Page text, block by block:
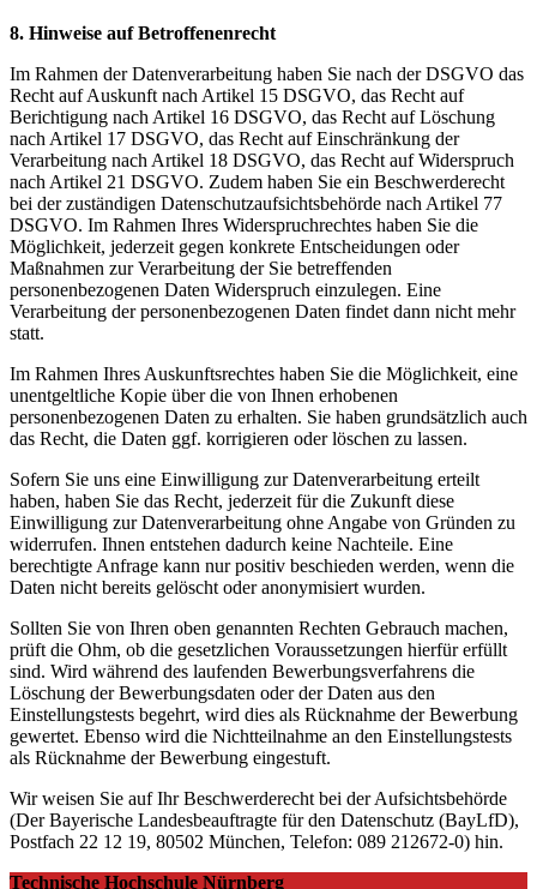
8. Hinweise auf Betroffenenrecht
Im Rahmen der Datenverarbeitung haben Sie nach der DSGVO das
Recht auf Auskunft nach Artikel 15 DSGVO, das Recht auf
Berichtigung nach Artikel 16 DSGVO, das Recht auf Löschung
nach Artikel 17 DSGVO, das Recht auf Einschränkung der
Verarbeitung nach Artikel 18 DSGVO, das Recht auf Widerspruch
nach Artikel 21 DSGVO. Zudem haben Sie ein Beschwerderecht
bei der zuständigen Datenschutzaufsichtsbehörde nach Artikel 77
DSGVO. Im Rahmen Ihres Widerspruchrechtes haben Sie die
Möglichkeit, jederzeit gegen konkrete Entscheidungen oder
Maßnahmen zur Verarbeitung der Sie betreffenden
personenbezogenen Daten Widerspruch einzulegen. Eine
Verarbeitung der personenbezogenen Daten findet dann nicht mehr
statt.
Im Rahmen Ihres Auskunftsrechtes haben Sie die Möglichkeit, eine
unentgeltliche Kopie über die von Ihnen erhobenen
personenbezogenen Daten zu erhalten. Sie haben grundsätzlich auch
das Recht, die Daten ggf. korrigieren oder löschen zu lassen.
Sofern Sie uns eine Einwilligung zur Datenverarbeitung erteilt
haben, haben Sie das Recht, jederzeit für die Zukunft diese
Einwilligung zur Datenverarbeitung ohne Angabe von Gründen zu
widerrufen. Ihnen entstehen dadurch keine Nachteile. Eine
berechtigte Anfrage kann nur positiv beschieden werden, wenn die
Daten nicht bereits gelöscht oder anonymisiert wurden.
Sollten Sie von Ihren oben genannten Rechten Gebrauch machen,
prüft die Ohm, ob die gesetzlichen Voraussetzungen hierfür erfüllt
sind. Wird während des laufenden Bewerbungsverfahrens die
Löschung der Bewerbungsdaten oder der Daten aus den
Einstellungstests begehrt, wird dies als Rücknahme der Bewerbung
gewertet. Ebenso wird die Nichtteilnahme an den Einstellungstests
als Rücknahme der Bewerbung eingestuft.
Wir weisen Sie auf Ihr Beschwerderecht bei der Aufsichtsbehörde
(Der Bayerische Landesbeauftragte für den Datenschutz (BayLfD),
Postfach 22 12 19, 80502 München, Telefon: 089 212672-0) hin.
Technische Hochschule Nürnberg